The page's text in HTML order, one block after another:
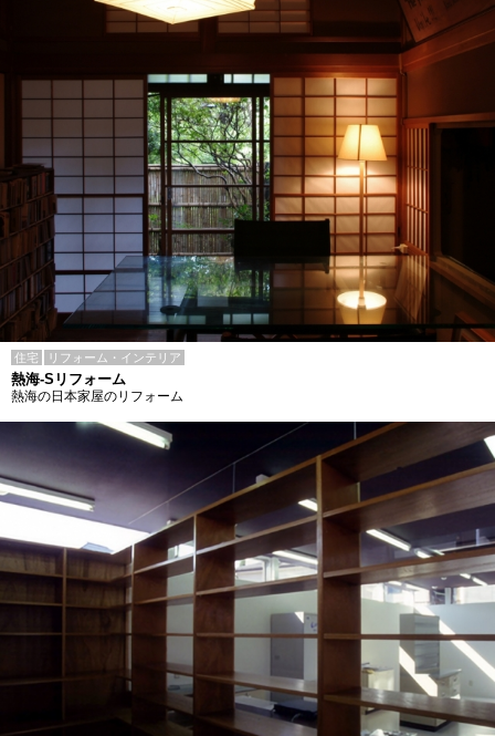
住宅 リフォーム・インテリア
熱海-Sリフォーム
熱海の日本家屋のリフォーム